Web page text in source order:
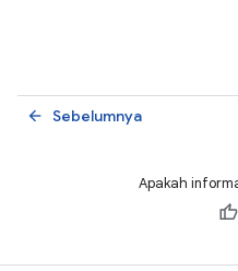
Sebelumnya
arrow_back
Apakah